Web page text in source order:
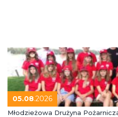
05.08.2026
Młodzieżowa Drużyna